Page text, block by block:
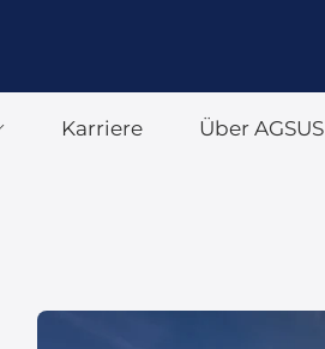
Karriere Über AGSUS